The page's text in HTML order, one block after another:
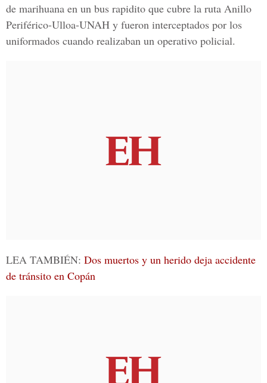
de marihuana en un bus rapidito que cubre la ruta Anillo
Periférico-Ulloa-UNAH y fueron interceptados por los
uniformados cuando realizaban un operativo policial.
LEA TAMBIÉN: Dos muertos y un herido deja accidente
de tránsito en Copán